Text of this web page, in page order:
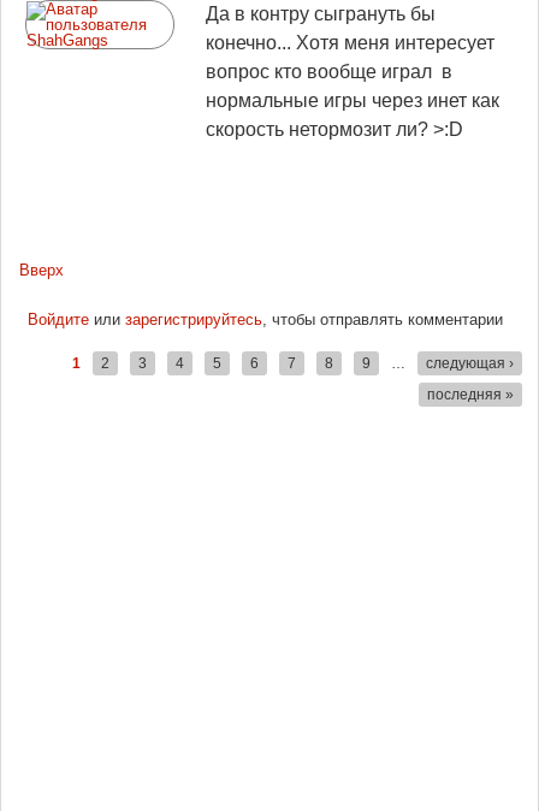
Да в контру сыгрануть бы
конечно... Хотя меня интересует
вопрос кто вообще играл в
нормальные игры через инет как
скорость нетормозит ли? >:D
Вверх
Войдитеили зарегистрируйтесь, чтобы отправлять комментарии
1 2 3 4 5 6 7 8 9
следующая ›
последняя »